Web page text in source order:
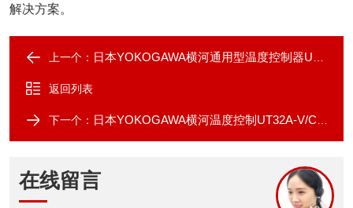
解决方案。
上一个： 日本YOKOGAWA横河通用型温度控制器UT35A
返回列表
下一个： 日本YOKOGAWA横河温度控制UT32A-V/C/R
在线留言